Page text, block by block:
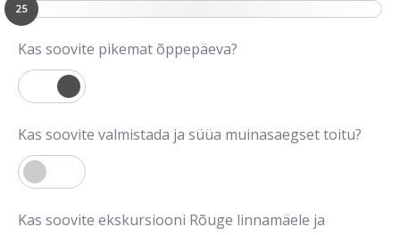
25
Kas soovite pikemat õppepäeva?
Kas soovite valmistada ja süüa muinasaegset toitu?
Kas soovite ekskursiooni Rõuge linnamäele ja